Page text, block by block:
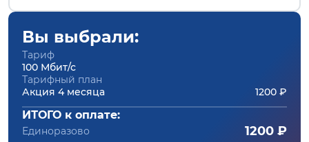
Вы выбрали:
Тариф
100 Мбит/с
Тарифный план
Акция 4 месяца
1200 ₽
ИТОГО к оплате:
Единоразово 1200 ₽